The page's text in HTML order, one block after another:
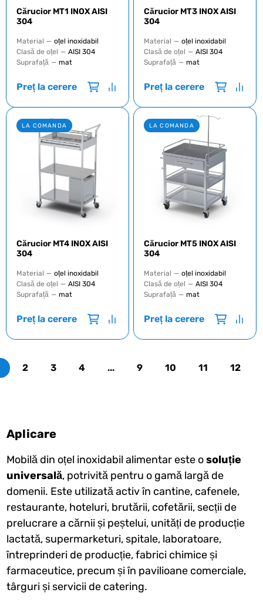
Cărucior MT1 INOX AISI
304
Material — oțel inoxidabil
Clasă de oțel — AISI 304
Suprafață — mat
Preț la cerere
Cărucior MT3 INOX AISI
304
Material — oțel inoxidabil
Clasă de oțel — AISI 304
Suprafață — mat
Preț la cerere
LA COMANDA
Cărucior MT4 INOX AISI
304
Material — oțel inoxidabil
Clasă de oțel — AISI 304
Suprafață — mat
Preț la cerere
LA COMANDA
Cărucior MT5 INOX AISI
304
Material — oțel inoxidabil
Clasă de oțel — AISI 304
Suprafață — mat
Preț la cerere
2 3 4 ... 9 10 11 12
Aplicare
Mobilă din oțel inoxidabil alimentar este osoluție
universală, potrivită pentru o gamă largă de
domenii. Este utilizată activ în cantine, cafenele,
restaurante, hoteluri, brutării, cofetării, secții de
prelucrare a cărnii și peștelui, unități de producție
lactată, supermarketuri, spitale, laboratoare,
întreprinderi de producție, fabrici chimice și
farmaceutice, precum și în pavilioane comerciale,
târguri și servicii de catering.